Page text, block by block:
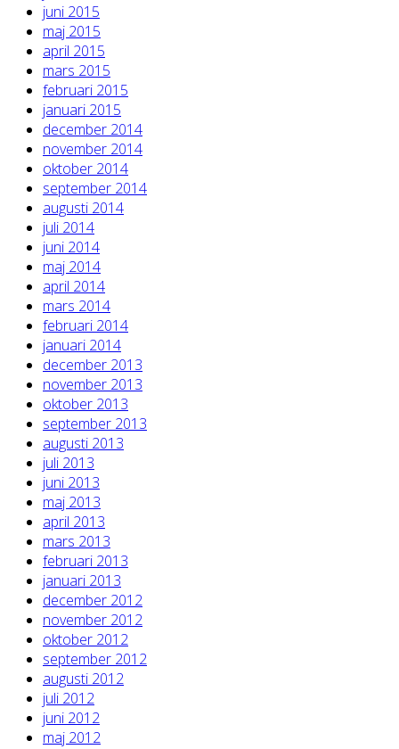
juni 2015
maj 2015
april 2015
mars 2015
februari 2015
januari 2015
december 2014
november 2014
oktober 2014
september 2014
augusti 2014
juli 2014
juni 2014
maj 2014
april 2014
mars 2014
februari 2014
januari 2014
december 2013
november 2013
oktober 2013
september 2013
augusti 2013
juli 2013
juni 2013
maj 2013
april 2013
mars 2013
februari 2013
januari 2013
december 2012
november 2012
oktober 2012
september 2012
augusti 2012
juli 2012
juni 2012
maj 2012